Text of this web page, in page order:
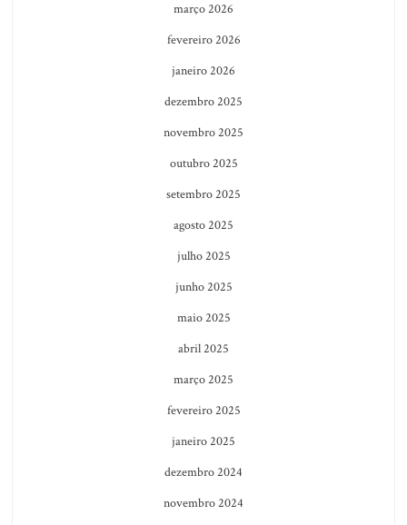
março 2026
fevereiro 2026
janeiro 2026
dezembro 2025
novembro 2025
outubro 2025
setembro 2025
agosto 2025
julho 2025
junho 2025
maio 2025
abril 2025
março 2025
fevereiro 2025
janeiro 2025
dezembro 2024
novembro 2024